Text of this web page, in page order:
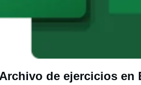
de ejercicios en